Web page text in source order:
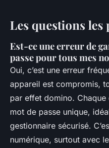
Les questions
Est-ce une erreur de
passe pour tous mes
Oui, c’est une erreur
appareil est compromis,
par effet domino.
mot de passe unique,
gestionnaire sécurisé.
numérique, surtout avec